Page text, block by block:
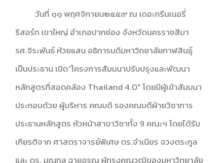
วันที่ ๑๑ พฤศจิกายน๒๕๕๙ ณ เดอะกรีนเนอรี่
รีสอร์ท เขาใหญ่ อำเภอปากช่อง จังหวัดนครราชสีมา
รศ.จิระพันธ์ ห้วยแสน อธิการบดีมหาวิทยาลัยกาฬสินธ์ุ
เป็นประธาน เปิด”โครงการสัมมนาปรับปรุงและพัฒนา
หลักสูตรที่สอดคล้อง Thailand 4.0″ โดยมีผู้เข้าสัมมนา
ประกอบด้วย ผู้บริหาร คณบดี รองคณบดีฝ่ายวิชาการ
ประธานหลักสูตร หัวหน้าสาขาวิชาทั้ง 9 คณะฯ โดยได้รับ
เกียรติจาก ศาสตราจารย์พิเศษ ดร.จำเนียร จวงตระกูล
และ ดร. มณฑล ฉายอรุณ ผู้ทรงคุณวุฒิของมหาวิทยาลัย